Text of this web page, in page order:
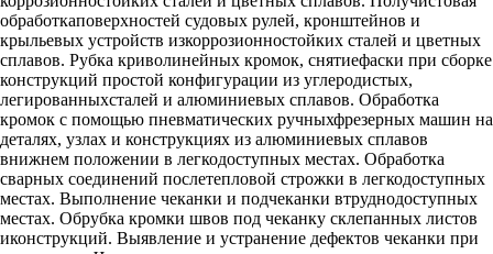
обработкаповерхностей судовых рулей, кронштейнов и
крыльевых устройств изкоррозионностойких сталей и цветных
сплавов. Рубка криволинейных кромок, снятиефаски при сборке
конструкций простой конфигурации из углеродистых,
легированныхсталей и алюминиевых сплавов. Обработка
кромок с помощью пневматических ручныхфрезерных машин на
деталях, узлах и конструкциях из алюминиевых сплавов
внижнем положении в легкодоступных местах. Обработка
сварных соединений послетепловой строжки в легкодоступных
местах. Выполнение чеканки и подчеканки втруднодоступных
местах. Обрубка кромки швов под чеканку склепанных листов
иконструкций. Выявление и устранение дефектов чеканки при